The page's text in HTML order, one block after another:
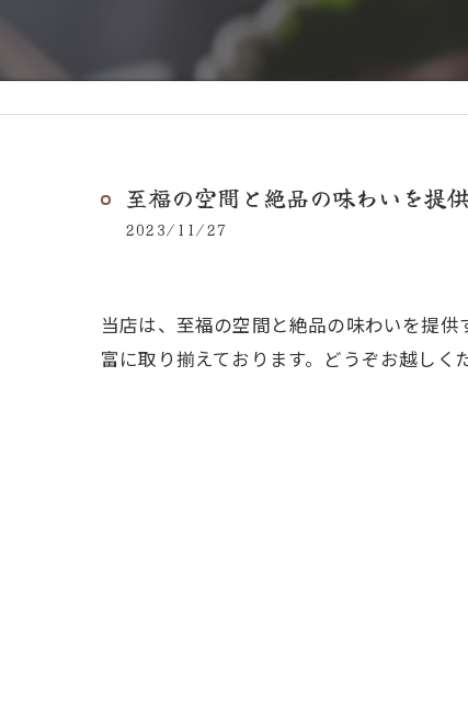
至福の空間と絶品の味わいを提
2023/11/27
当店は、至福の空間と絶品の味わいを提
富に取り揃えております。どうぞお越しく